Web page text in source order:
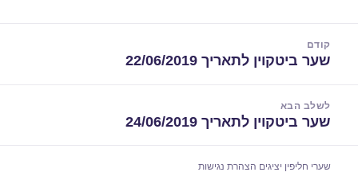
קודם
הפוסט
שער ביטקוין לתאריך 22/06/2019
לשלב הבא
הפוסט
שער ביטקוין לתאריך 24/06/2019
שערי חליפין יציגים הצהרת נגישות